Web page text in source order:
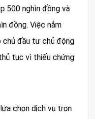
500 nghìn đồng và
đồng. Việc nắm
chủ đầu tư chủ động
tục vì thiếu chứng
chọn dịch vụ trọn